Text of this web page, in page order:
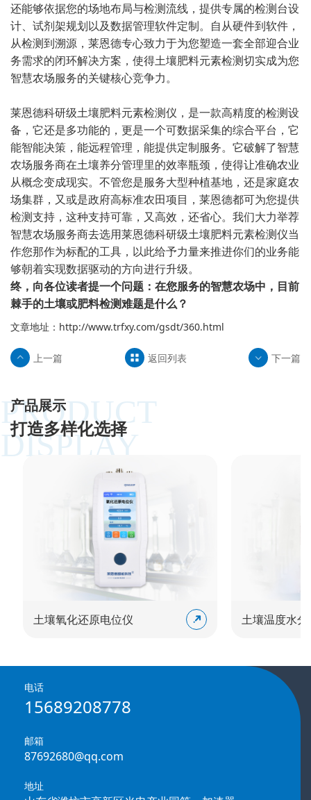
还能够依据您的场地布局与检测流线，提供专属的检测台设
计、试剂架规划以及数据管理软件定制。自从硬件到软件，
从检测到溯源，莱恩德专心致力于为您塑造一套全部迎合业
务需求的闭环解决方案，使得土壤肥料元素检测切实成为您
智慧农场服务的关键核心竞争力。
莱恩德科研级土壤肥料元素检测仪，是一款高精度的检测设
备，它还是多功能的，更是一个可数据采集的综合平台，它
能智能决策，能远程管理，能提供定制服务。它破解了智慧
农场服务商在土壤养分管理里的效率瓶颈，使得让准确农业
从概念变成现实。不管您是服务大型种植基地，还是家庭农
场集群，又或是政府高标准农田项目，莱恩德都可为您提供
检测支持，这种支持可靠，又高效，还省心。我们大力举荐
智慧农场服务商去选用莱恩德科研级土壤肥料元素检测仪当
作您那作为标配的工具，以此给予力量来推进你们的业务能
够朝着实现数据驱动的方向进行升级。
终，向各位读者提一个问题：在您服务的智慧农场中，目前
棘手的土壤或肥料检测难题是什么？
文章地址： http://www.trfxy.com/gsdt/360.html
上一篇 返回列表 下一篇
产品展示
打造多样化选择
PRODUCT
DISPLAY
土壤氧化还原电位仪 土壤温度水分
电话
15689208778
邮箱
87692680@qq.com
地址